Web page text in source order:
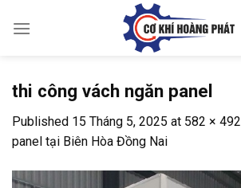
thi công vách ngăn panel
Published 15 Tháng 5, 2025 at 582 × 492
panel tại Biên Hòa Đồng Nai